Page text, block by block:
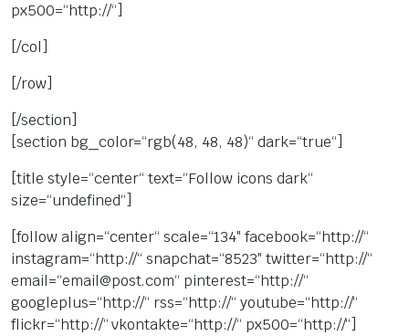
px500=“http://“]
[/col]
[/row]
[/section]
[section bg_color=“rgb(48, 48, 48)“ dark=“true“]
[title style=“center“ text=“Follow icons dark“
size=“undefined“]
[follow align=“center“ scale=“134″ facebook=“http://“
instagram=“http://“ snapchat=“8523″ twitter=“http://“
email=“email@post.com“ pinterest=“http://“
googleplus=“http://“ rss=“http://“ youtube=“http://“
flickr=“http://“ vkontakte=“http://“ px500=“http://“]